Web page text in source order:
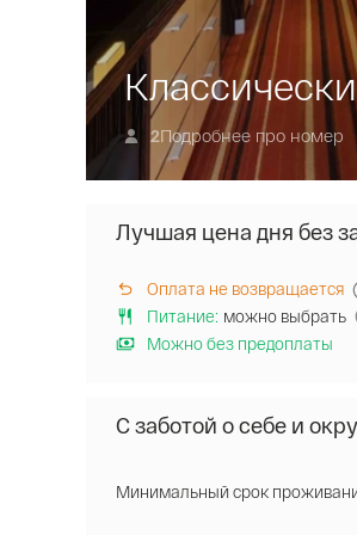
2Подробнее про номер
Лучшая цена дня без
Оплата не возвращается
Питание: можно выбрать
Можно без предоплаты
С заботой о себе и
Минимальный срок